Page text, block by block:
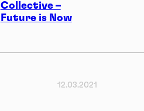
Collective –
Future is Now
12.03.2021